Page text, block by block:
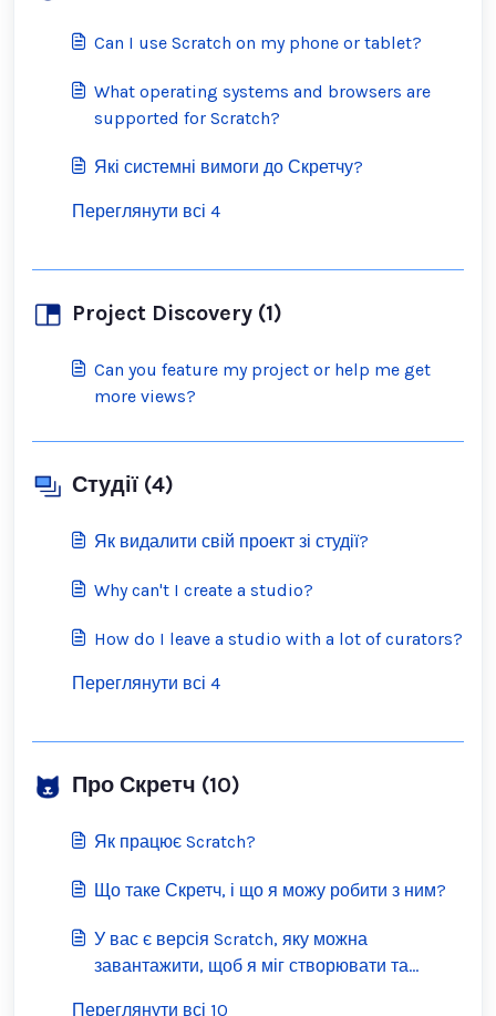
Can I use Scratch on my phone or tablet?
What operating systems and browsers are
supported for Scratch?
Які системні вимоги до Скретчу?
Переглянути всі 4
Project Discovery (1)
Can you feature my project or help me get
more views?
Студії (4)
Як видалити свій проект зі студії?
Why can't I create a studio?
How do I leave a studio with a lot of curators?
Переглянути всі 4
Про Скретч (10)
Як працює Scratch?
Що таке Скретч, і що я можу робити з ним?
У вас є версія Scratch, яку можна
завантажити, щоб я міг створювати та
Переглянути всі 10